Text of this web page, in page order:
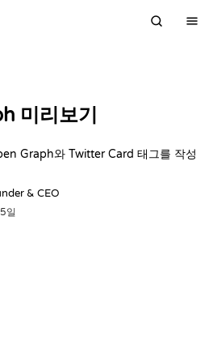
미리보기
Graph와 Twitter Card 태그를 작성
& CEO
일